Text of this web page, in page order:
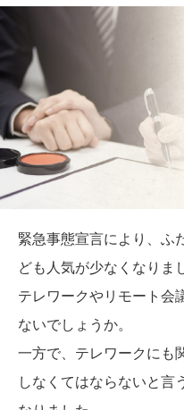
緊急事態宣言により、ふ
ども人気が少なくなりま
テレワークやリモート会
ないでしょうか。
一方で、テレワークにも
しなくてはならないと言